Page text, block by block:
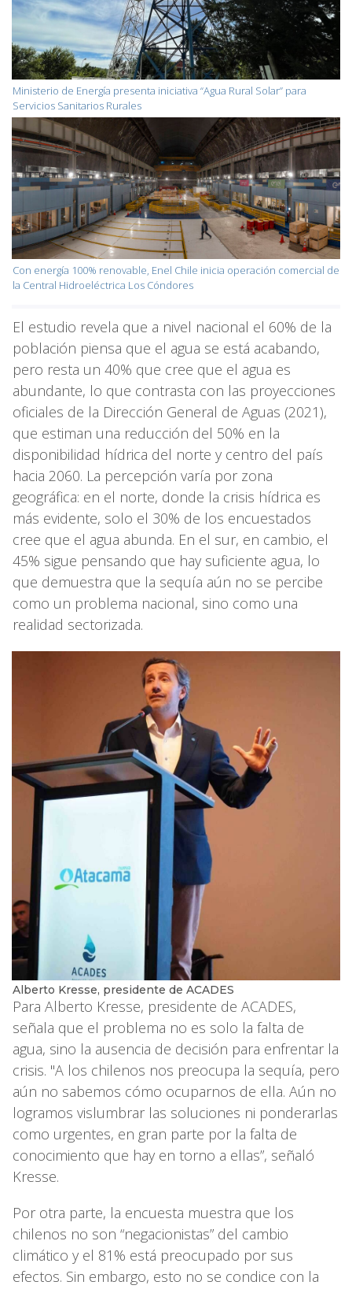
Ministerio de Energía presenta iniciativa “Agua Rural Solar” para
Servicios Sanitarios Rurales
Con energía 100% renovable, Enel Chile inicia operación comercial de
la Central Hidroeléctrica Los Cóndores
El estudio revela que a nivel nacional el 60% de la
población piensa que el agua se está acabando,
pero resta un 40% que cree que el agua es
abundante, lo que contrasta con las proyecciones
oficiales de la Dirección General de Aguas (2021),
que estiman una reducción del 50% en la
disponibilidad hídrica del norte y centro del país
hacia 2060. La percepción varía por zona
geográfica: en el norte, donde la crisis hídrica es
más evidente, solo el 30% de los encuestados
cree que el agua abunda. En el sur, en cambio, el
45% sigue pensando que hay suficiente agua, lo
que demuestra que la sequía aún no se percibe
como un problema nacional, sino como una
realidad sectorizada.
Alberto Kresse, presidente de ACADES
Para Alberto Kresse, presidente de ACADES,
señala que el problema no es solo la falta de
agua, sino la ausencia de decisión para enfrentar la
crisis. "A los chilenos nos preocupa la sequía, pero
aún no sabemos cómo ocuparnos de ella. Aún no
logramos vislumbrar las soluciones ni ponderarlas
como urgentes, en gran parte por la falta de
conocimiento que hay en torno a ellas”, señaló
Kresse.
Por otra parte, la encuesta muestra que los
chilenos no son “negacionistas” del cambio
climático y el 81% está preocupado por sus
efectos. Sin embargo, esto no se condice con la